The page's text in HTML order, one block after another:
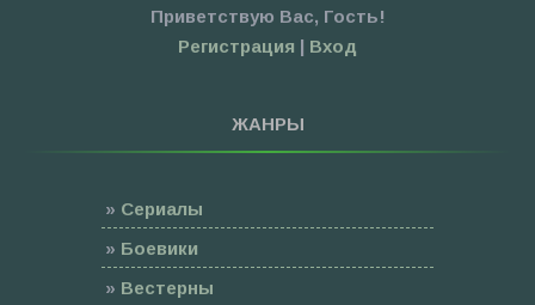
Приветствую Вас, Гость!
Регистрация | Вход
ЖАНРЫ
» Сериалы
» Боевики
» Вестерны